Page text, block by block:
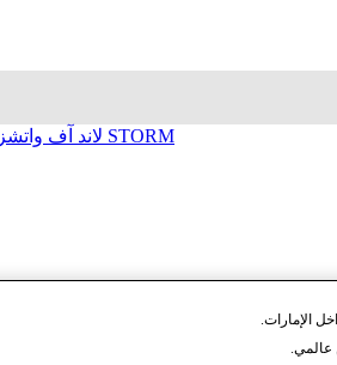
لاند آف واتشز مجوهرات استورم STORM
عالمي.